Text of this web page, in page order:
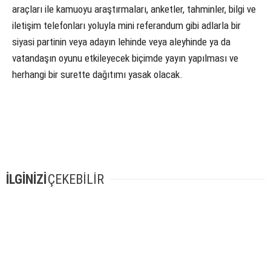
araçları ile kamuoyu araştırmaları, anketler, tahminler, bilgi ve
iletişim telefonları yoluyla mini referandum gibi adlarla bir
siyasi partinin veya adayın lehinde veya aleyhinde ya da
vatandaşın oyunu etkileyecek biçimde yayın yapılması ve
herhangi bir surette dağıtımı yasak olacak.
İLGİNİZİ ÇEKEBİLİR